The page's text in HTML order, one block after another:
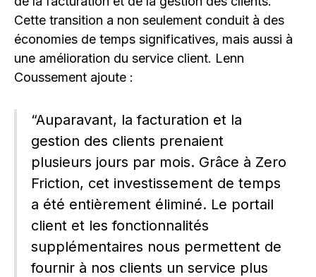
Cette transition a non seulement conduit à des
économies de temps significatives, mais aussi à
une amélioration du service client. Lenn
Coussement ajoute :
“Auparavant, la facturation et la
gestion des clients prenaient
plusieurs jours par mois. Grâce à Zero
Friction, cet investissement de temps
a été entièrement éliminé. Le portail
client et les fonctionnalités
supplémentaires nous permettent de
fournir à nos clients un service plus